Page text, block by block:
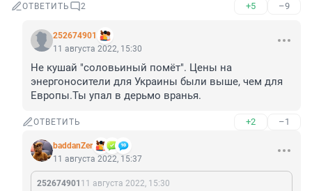
ОТВЕТИТЬ 2 +5 –9
252674901
11 августа 2022, 15:30
Не кушай "соловьиный помёт". Цены на
энергоносители для Украины были выше, чем для
Европы.Ты упал в дерьмо вранья.
ОТВЕТИТЬ +2 –1
baddanZer
11 августа 2022, 15:37
252674901 11 августа 2022, 15:30